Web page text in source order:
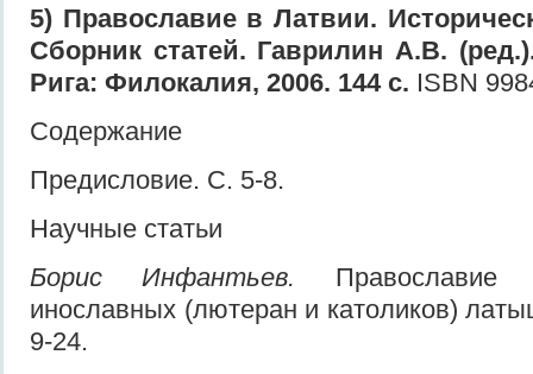
5) Православие в Латвии.
Сборник статей. Гаврилин А.В.
Рига: Филокалия, 2006. 144 с. ISBN
Содержание
Предисловие. С. 5-8.
Научные статьи
Борис Инфантьев. Православие
инославных (лютеран и католиков)
9-24.